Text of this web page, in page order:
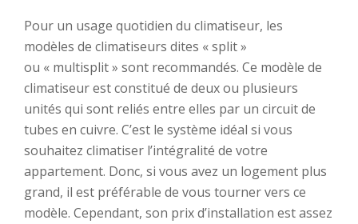
Pour un usage quotidien du climatiseur, les
modèles de climatiseurs dites « split »
ou « multisplit » sont recommandés. Ce modèle de
climatiseur est constitué de deux ou plusieurs
unités qui sont reliés entre elles par un circuit de
tubes en cuivre. C’est le système idéal si vous
souhaitez climatiser l’intégralité de votre
appartement. Donc, si vous avez un logement plus
grand, il est préférable de vous tourner vers ce
modèle. Cependant, son prix d’installation est assez